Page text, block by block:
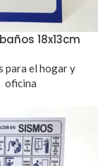
18x13cm
para el hogar y
oficina